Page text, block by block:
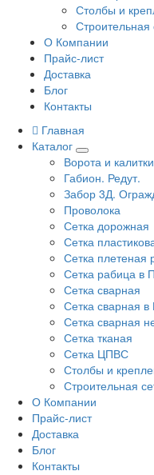
Столбы и
Строительная
О Компании
Прайс-лист
Доставка
Блог
Контакты
Главная
Каталог
Ворота и калитки
Габион. Редут.
Забор 3Д.
Проволока
Сетка дорожная
Сетка
Сетка плетеная
Сетка рабица в
Сетка сварная
Сетка сварная
Сетка сварная
Сетка тканая
Сетка ЦПВС
Столбы и
Строительная
О Компании
Прайс-лист
Доставка
Блог
Контакты